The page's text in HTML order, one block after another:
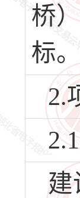
桥
标。
2.
建